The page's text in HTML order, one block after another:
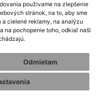
používame na zlepšenie
stránok, na to, aby sme
cielené reklamy, na analýzu
na pochopenie toho, odkiaľ naši
Odmietam